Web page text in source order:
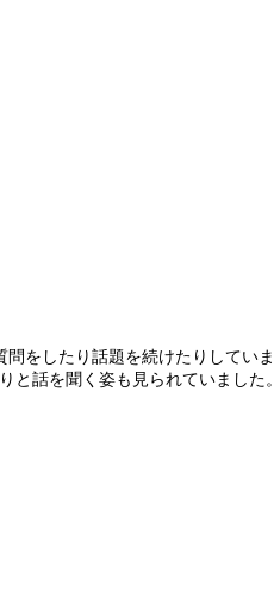
をしたり話題を続けたりしていま
話を聞く姿も見られていました。